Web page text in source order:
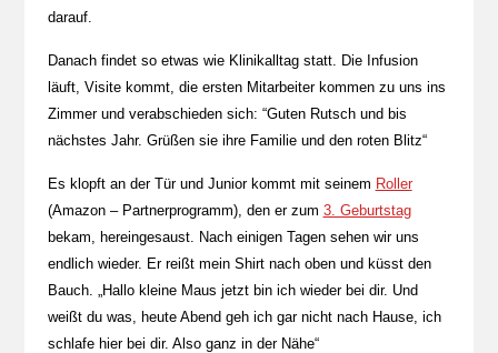
darauf.
Danach findet so etwas wie Klinikalltag statt. Die Infusion
läuft, Visite kommt, die ersten Mitarbeiter kommen zu uns ins
Zimmer und verabschieden sich: “Guten Rutsch und bis
nächstes Jahr. Grüßen sie ihre Familie und den roten Blitz“
Es klopft an der Tür und Junior kommt mit seinem Roller
(Amazon – Partnerprogramm), den er zum 3. Geburtstag
bekam, hereingesaust. Nach einigen Tagen sehen wir uns
endlich wieder. Er reißt mein Shirt nach oben und küsst den
Bauch. „Hallo kleine Maus jetzt bin ich wieder bei dir. Und
weißt du was, heute Abend geh ich gar nicht nach Hause, ich
schlafe hier bei dir. Also ganz in der Nähe“